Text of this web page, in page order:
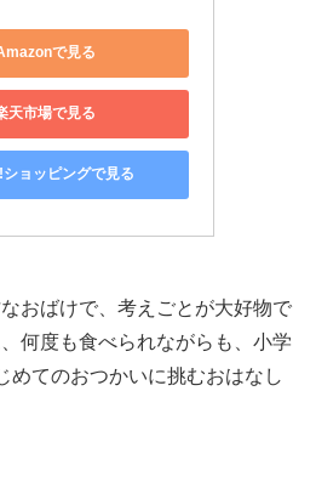
で見る
天市場で見る
ョッピングで見る
おばけで、考えごとが大好物で
何度も食べられながらも、小学
めてのおつかいに挑むおはなし